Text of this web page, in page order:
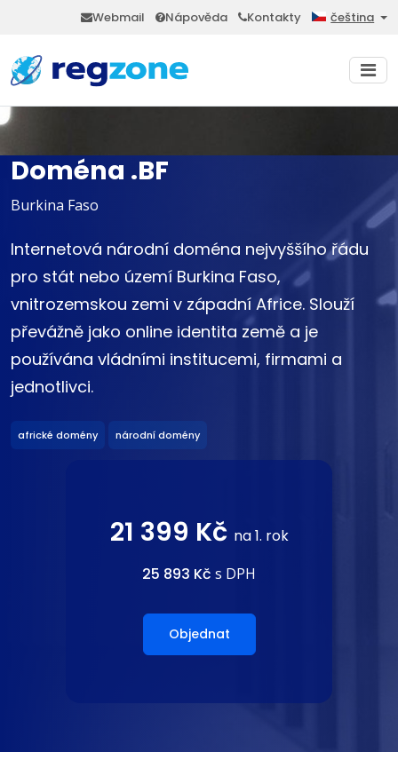
Webmail Nápověda Kontakty čeština
Doména .BF
Burkina Faso
Internetová národní doména nejvyššího řádu
pro stát nebo území Burkina Faso,
vnitrozemskou zemi v západní Africe. Slouží
převážně jako online identita země a je
používána vládními institucemi, firmami a
jednotlivci.
africké domény národní domény
21 399 Kč na 1. rok
25 893 Kč s DPH
Objednat